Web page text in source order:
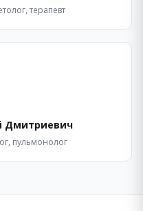
терапевт
Дмитриевич
пульмонолог